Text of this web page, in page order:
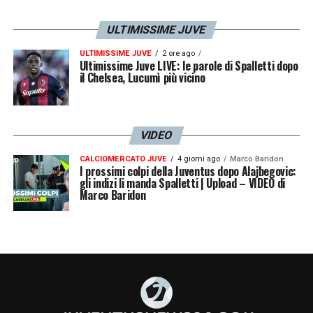
LA PLAYLIST DELLE NOSTRE TOP NEWS
ULTIMISSIME JUVE
ULTIMISSIME JUVE 2 ore ago
Ultimissime Juve LIVE: le parole di Spalletti dopo
il Chelsea, Lucumì più vicino
VIDEO
CALCIOMERCATO JUVE 4 giorni ago Marco Baridon
I prossimi colpi della Juventus dopo Alajbegovic:
gli indizi li manda Spalletti | Upload – VIDEO di
Marco Baridon